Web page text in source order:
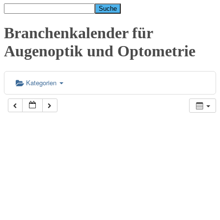
Branchenkalender für
Augenoptik und Optometrie
Kategorien